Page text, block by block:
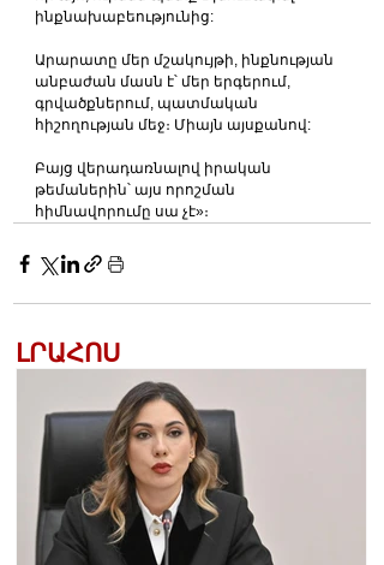
ինքնախաբեությունից:
Արարատը մեր մշակույթի, ինքնության
անբաժան մասն է՝ մեր երգերում,
գրվածքներում, պատմական
հիշողության մեջ։ Միայն այսքանով:
Բայց վերադառնալով իրական
թեմաներին՝ այս որոշման
հիմնավորումը սա չէ»։
ԼՐԱՀՈՍ